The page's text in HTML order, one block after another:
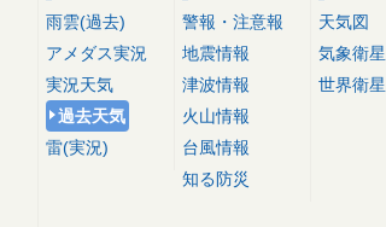
雨雲(過去)
アメダス実況
実況天気
過去天気
雷(実況)
警報・注意報
地震情報
津波情報
火山情報
台風情報
知る防災
天気図
気象衛星
世界衛星